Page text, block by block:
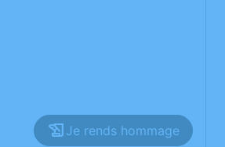
Je rends hommage